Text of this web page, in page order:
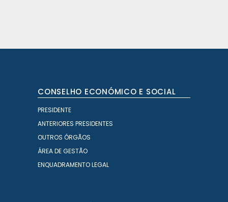
CONSELHO ECONÓMICO E SOCIAL
PRESIDENTE
ANTERIORES PRESIDENTES
OUTROS ÓRGÃOS
ÁREA DE GESTÃO
ENQUADRAMENTO LEGAL